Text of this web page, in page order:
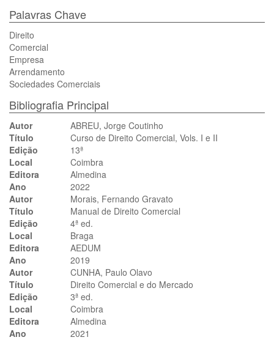
Palavras Chave
Direito
Comercial
Empresa
Arrendamento
Sociedades Comerciais
Bibliografia Principal
Autor
ABREU, Jorge Coutinho
Título
Curso de Direito Comercial, Vols. I e II
Edição
13ª
Local
Coimbra
Editora
Almedina
Ano
2022
Autor
Morais, Fernando Gravato
Título
Manual de Direito Comercial
Edição
4ª ed.
Local
Braga
Editora
AEDUM
Ano
2019
Autor
CUNHA, Paulo Olavo
Título
Direito Comercial e do Mercado
Edição
3ª ed.
Local
Coimbra
Editora
Almedina
Ano
2021